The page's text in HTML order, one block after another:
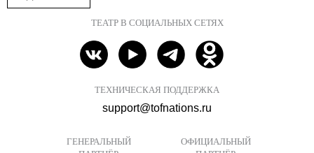
ТЕАТР В СОЦИАЛЬНЫХ СЕТЯХ
ТЕХНИЧЕСКАЯ ПОДДЕРЖКА
support@tofnations.ru
ГЕНЕРАЛЬНЫЙ
ОФИЦИАЛЬНЫЙ